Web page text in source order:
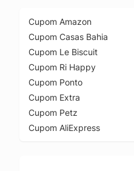
Cupom Amazon
Cupom Casas Bahia
Cupom Le Biscuit
Cupom Ri Happy
Cupom Ponto
Cupom Extra
Cupom Petz
Cupom AliExpress